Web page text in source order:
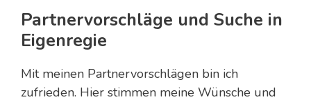
Partnervorschläge und Suche in
Eigenregie
Mit meinen Partnervorschlägen bin ich
zufrieden. Hier stimmen meine Wünsche und